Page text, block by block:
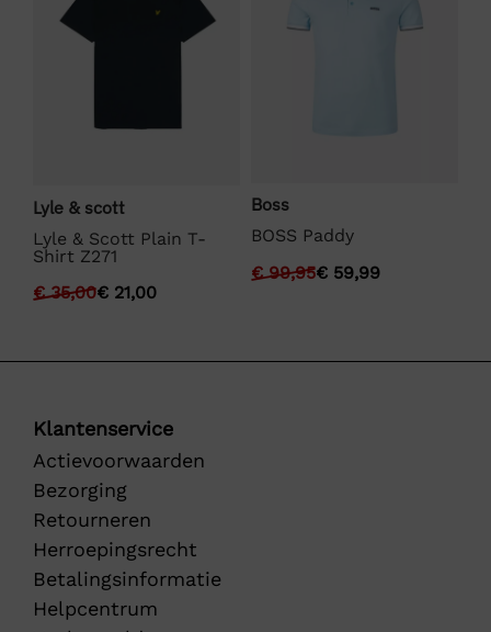
Lyle & scott
Lyle & Scott Plain T-
Shirt Z271
€35,00€ 21,00
Boss
BOSS Paddy
€99,95€ 59,99
Klantenservice
Actievoorwaarden
Bezorging
Retourneren
Herroepingsrecht
Betalingsinformatie
Helpcentrum